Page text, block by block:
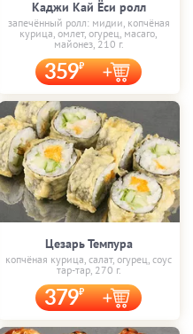
Каджи Кай Ёси ролл
запечённый ролл: мидии, копчёная
курица, омлет, огурец, масаго,
майонез, 210 г.
359
Цезарь Темпура
копчёная курица, салат, огурец, соус
тар-тар, 270 г.
379